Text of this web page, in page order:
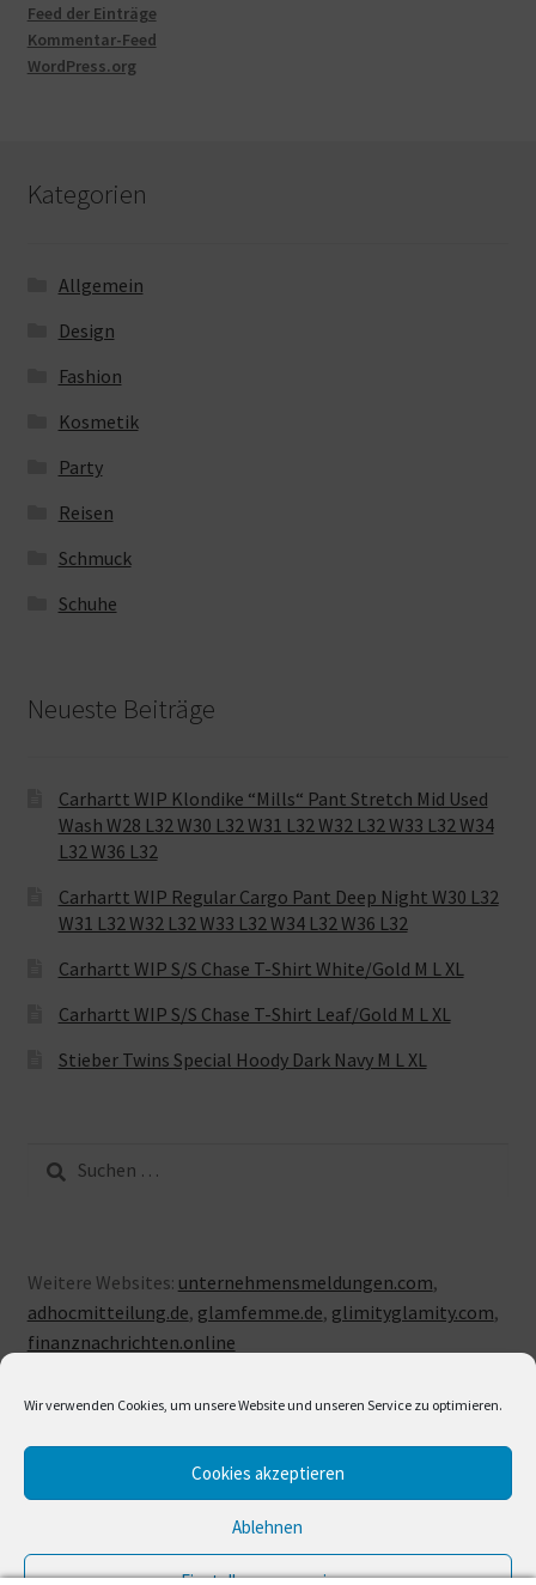
Wir verwenden Cookies, um unsere Website und unseren Service zu optimieren.
Cookies akzeptieren
Ablehnen
Einstellungen anzeigen
Feed der Einträge
Kommentar-Feed
WordPress.org
Kategorien
Allgemein
Design
Fashion
Kosmetik
Party
Reisen
Schmuck
Schuhe
Neueste Beiträge
Carhartt WIP Klondike “Mills“ Pant Stretch Mid Used
Wash W28 L32 W30 L32 W31 L32 W32 L32 W33 L32 W34
L32 W36 L32
Carhartt WIP Regular Cargo Pant Deep Night W30 L32
W31 L32 W32 L32 W33 L32 W34 L32 W36 L32
Carhartt WIP S/S Chase T-Shirt White/Gold M L XL
Carhartt WIP S/S Chase T-Shirt Leaf/Gold M L XL
Stieber Twins Special Hoody Dark Navy M L XL
Suche
nach:
Weitere Websites: unternehmensmeldungen.com,
adhocmitteilung.de, glamfemme.de, glimityglamity.com,
finanznachrichten.online
© LUXUSLOVE 2026
Erstellt mit Storefront & WooCommerce